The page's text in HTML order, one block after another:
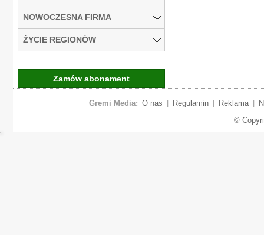
NOWOCZESNA FIRMA
ŻYCIE REGIONÓW
Zamów abonament
Gremi Media: O nas Regulamin Reklama
©